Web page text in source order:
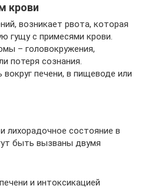
крови
возникает рвота, которая
гущу с примесями крови.
– головокружения,
потеря сознания.
печени, в пищеводе или
лихорадочное состояние в
быть вызваны двумя
и интоксикацией